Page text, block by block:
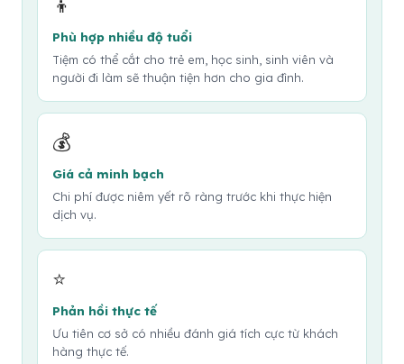
👦
Phù hợp nhiều độ tuổi
Tiệm có thể cắt cho trẻ em, học sinh, sinh viên và
người đi làm sẽ thuận tiện hơn cho gia đình.
💰
Giá cả minh bạch
Chi phí được niêm yết rõ ràng trước khi thực hiện
dịch vụ.
⭐
Phản hồi thực tế
Ưu tiên cơ sở có nhiều đánh giá tích cực từ khách
hàng thực tế.